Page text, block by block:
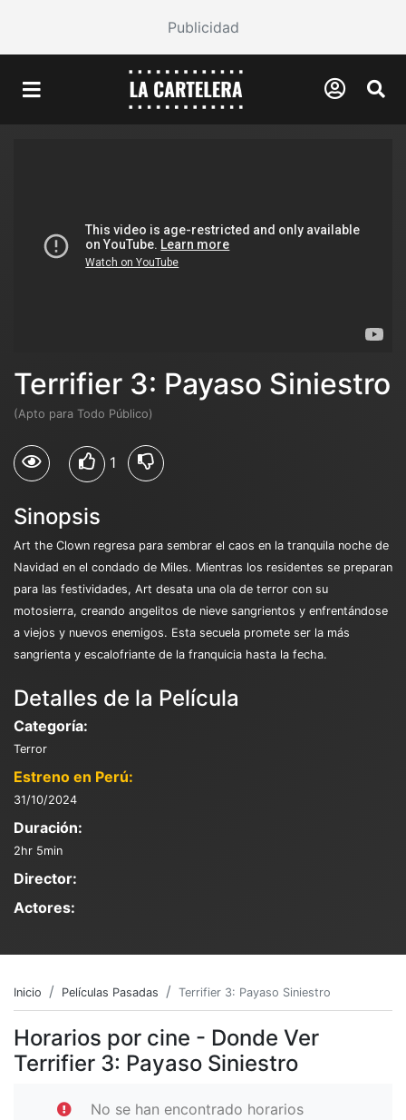
Publicidad
Terrifier 3: Payaso Siniestro
(Apto para Todo Público)
1
Sinopsis
Art the Clown regresa para sembrar el caos en la tranquila noche de
Navidad en el condado de Miles. Mientras los residentes se preparan
para las festividades, Art desata una ola de terror con su
motosierra, creando angelitos de nieve sangrientos y enfrentándose
a viejos y nuevos enemigos. Esta secuela promete ser la más
sangrienta y escalofriante de la franquicia hasta la fecha.
Detalles de la Película
Categoría:
Terror
Estreno en Perú:
31/10/2024
Duración:
2hr 5min
Director:
Actores:
Inicio Películas Pasadas Terrifier 3: Payaso Siniestro
Horarios por cine - Donde Ver
Terrifier 3: Payaso Siniestro
No se han encontrado horarios